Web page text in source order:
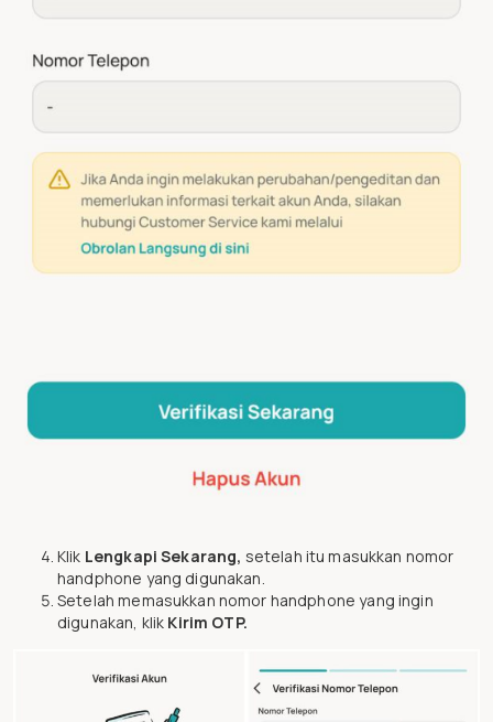
Klik Lengkapi Sekarang, setelah itu masukkan nomor
handphone yang digunakan.
Setelah memasukkan nomor handphone yang ingin
digunakan, klik Kirim OTP.